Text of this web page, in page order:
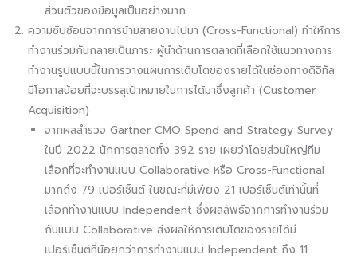
ส่วนตัวของข้อมูลเป็นอย่างมาก
ความซับซ้อนจากการข้ามสายงานไปมา (Cross-Functional) ทำให้การ
ทำงานร่วมกันกลายเป็นภาระ ผู้นำด้านการตลาดที่เลือกใช้แนวทางการ
ทำงานรูปแบบนี้ในการวางแผนการเติบโตของรายได้ในช่องทางดิจิทัล
มีโอกาสน้อยที่จะบรรลุเป้าหมายในการได้มาซึ่งลูกค้า (Customer
Acquisition)
จากผลสำรวจ Gartner CMO Spend and Strategy Survey
ในปี 2022 นักการตลาดทั้ง 392 ราย เผยว่าโดยส่วนใหญ่ทีม
เลือกที่จะทำงานแบบ Collaborative หรือ Cross-Functional
มากถึง 79 เปอร์เซ็นต์ ในขณะที่มีเพียง 21 เปอร์เซ็นต์เท่านั้นที่
เลือกทำงานแบบ Independent ซึ่งผลลัพธ์จากการทำงานร่วม
กันแบบ Collaborative ส่งผลให้การเติบโตของรายได้มี
เปอร์เซ็นต์ที่น้อยกว่าการทำงานแบบ Independent ถึง 11